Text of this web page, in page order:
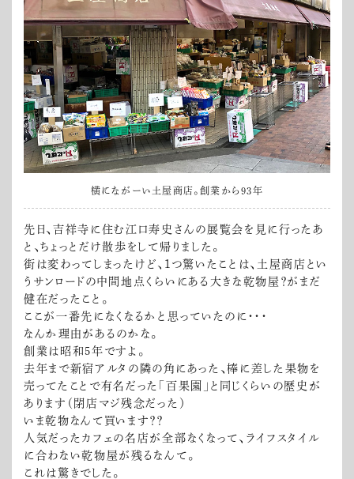
横にながーい土屋商店。創業から93年
先日、吉祥寺に住む江口寿史さんの展覧会を見に行ったあ
と、ちょっとだけ散歩をして帰りました。
街は変わってしまったけど、１つ驚いたことは、土屋商店とい
うサンロードの中間地点くらいにある大きな乾物屋？がまだ
健在だったこと。
ここが一番先になくなるかと思っていたのに・・・
なんか理由があるのかな。
創業は昭和5年ですよ。
去年まで新宿アルタの隣の角にあった、棒に差した果物を
売ってたことで有名だった「百果園」と同じくらいの歴史が
あります（閉店マジ残念だった）
いま乾物なんて買います？？
人気だったカフェの名店が全部なくなって、ライフスタイル
に合わない乾物屋が残るなんて。
これは驚きでした。